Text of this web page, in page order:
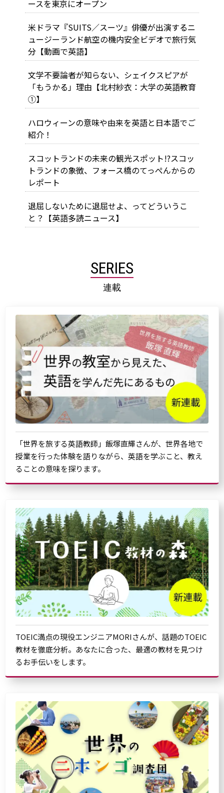
ースを東京にオープン
米ドラマ『SUITS／スーツ』俳優が出演するニ
ュージーランド航空の機内安全ビデオで旅行気
分【動画で英語】
文学不要論者が知らない、シェイクスピアが
「もうかる」理由【北村紗衣：大学の英語教育
①】
ハロウィーンの意味や由来を英語と日本語でご
紹介！
スコットランドの未来の観光スポット!?スコッ
トランドの象徴、フォース橋のてっぺんからの
レポート
退屈しないために退屈せよ、ってどういうこ
と？【英語多読ニュース】
SERIES
連載
「世界を旅する英語教師」飯塚直輝さんが、世界各地で
授業を行った体験を語りながら、英語を学ぶこと、教え
ることの意味を探ります。
TOEIC満点の現役エンジニアMORIさんが、話題のTOEIC
教材を徹底分析。あなたに合った、最適の教材を見つけ
るお手伝いをします。